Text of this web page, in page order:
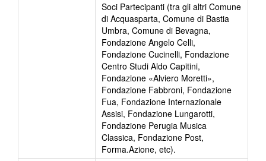
Soci Partecipanti (tra gli altri Comune
di Acquasparta, Comune di Bastia
Umbra, Comune di Bevagna,
Fondazione Angelo Celli,
Fondazione Cucinelli, Fondazione
Centro Studi Aldo Capitini,
Fondazione «Alviero Moretti»,
Fondazione Fabbroni, Fondazione
Fua, Fondazione Internazionale
Assisi, Fondazione Lungarotti,
Fondazione Perugia Musica
Classica, Fondazione Post,
Forma.Azione, etc).